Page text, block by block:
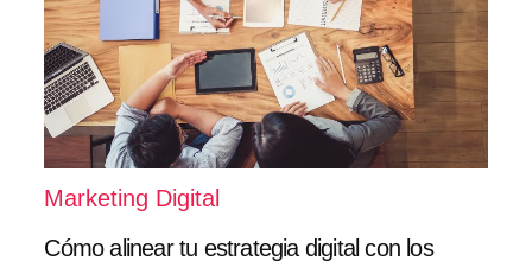
Marketing Digital
Cómo alinear tu estrategia digital con los